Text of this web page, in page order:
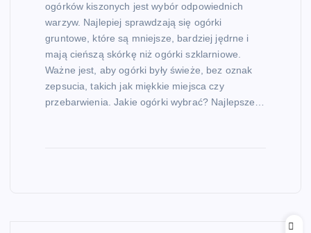
ogórków kiszonych jest wybór odpowiednich
warzyw. Najlepiej sprawdzają się ogórki
gruntowe, które są mniejsze, bardziej jędrne i
mają cieńszą skórkę niż ogórki szklarniowe.
Ważne jest, aby ogórki były świeże, bez oznak
zepsucia, takich jak miękkie miejsca czy
przebarwienia. Jakie ogórki wybrać? Najlepsze…